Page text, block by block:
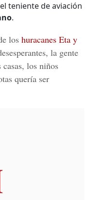
teniente de aviación
.
los huracanes Eta y
la gente
casas, los niños
quería ser